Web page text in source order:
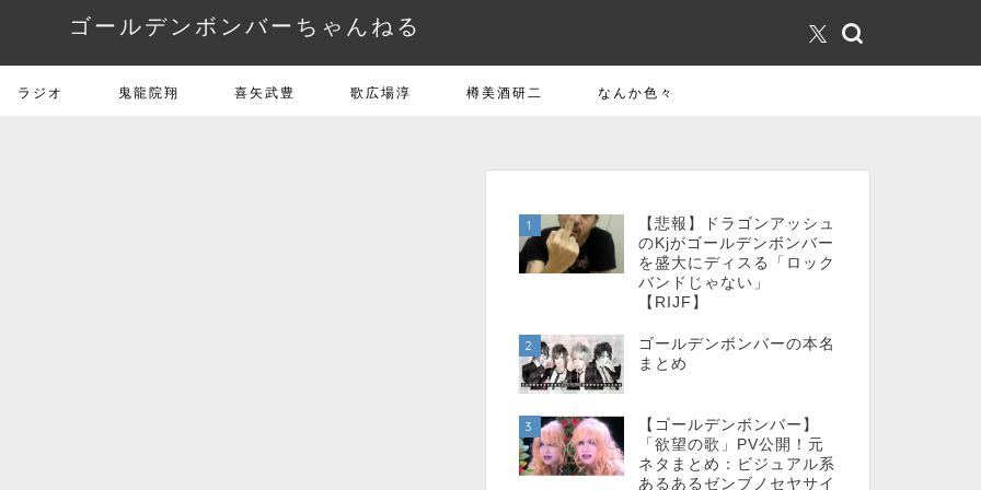
ゴールデンボンバーちゃんねる
ラジオ 鬼龍院翔 喜矢武豊 歌広場淳 樽美酒研二 なんか色々
1
【悲報】ドラゴンアッシュ
のKjがゴールデンボンバー
を盛大にディスる「ロック
バンドじゃない」
【RIJF】
2
ゴールデンボンバーの本名
まとめ
3
【ゴールデンボンバー】
「欲望の歌」PV公開！元
ネタまとめ：ビジュアル系
あるあるゼンブノセヤサイ